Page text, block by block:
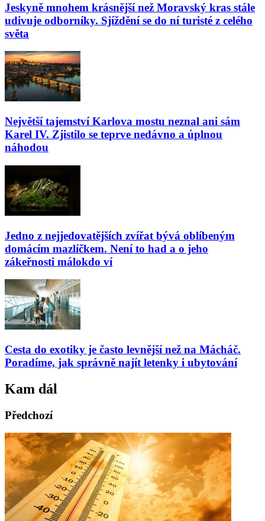
Jeskyně mnohem krásnější než Moravský kras stále
udivuje odborníky. Sjíždění se do ní turisté z celého
světa
Největší tajemství Karlova mostu neznal ani sám
Karel IV. Zjistilo se teprve nedávno a úplnou
náhodou
Jedno z nejjedovatějších zvířat bývá oblíbeným
domácím mazlíčkem. Není to had a o jeho
zákeřnosti málokdo ví
Cesta do exotiky je často levnější než na Mácháč.
Poradíme, jak správně najít letenky i ubytování
Kam dál
Předchozí